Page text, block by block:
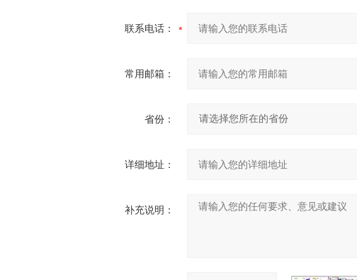
联系电话：
常用邮箱：
省份：
详细地址：
补充说明：